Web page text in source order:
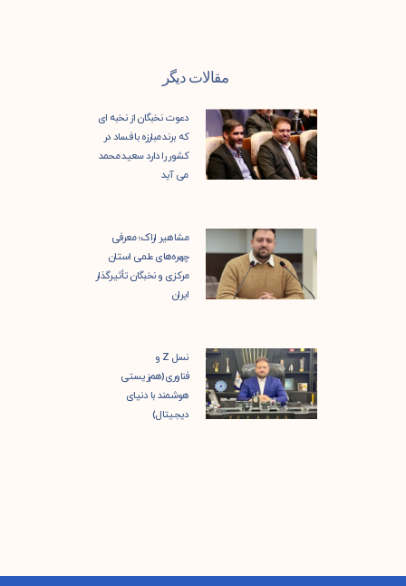
مقالات دیگر
دعوت نخبگان از نخبه ای
که برند مبارزه با فساد در
کشور را دارد سعید محمد
می آید
مشاهیر اراک؛ معرفی
چهره‌های علمی استان
مرکزی و نخبگان تأثیرگذار
ایران
نسل Z و
فناوری(هم‌زیستی
هوشمند با دنیای
دیجیتال)